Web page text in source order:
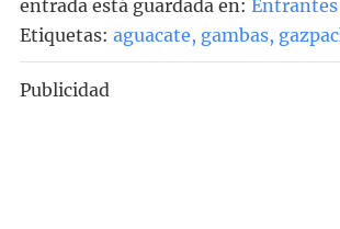
entrada está guardada en:
Etiquetas: aguacate, gambas,
Publicidad